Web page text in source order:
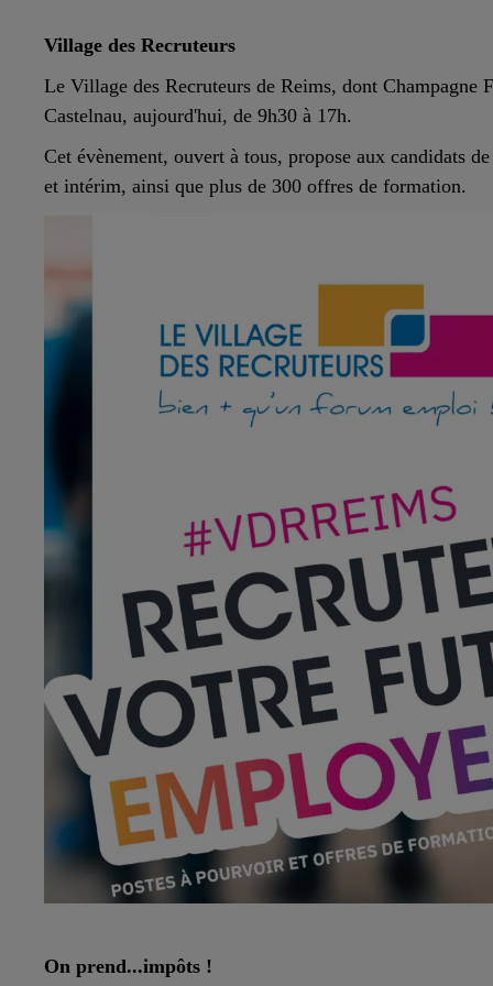
LE TICKET DE CAISSE
Village des Recruteurs
Le Village des Recruteurs de Reims, dont Champagne
Castelnau, aujourd'hui, de 9h30 à 17h.
Cet évènement, ouvert à tous, propose aux candidats
et intérim, ainsi que plus de 300 offres de formation.
On prend...impôts !